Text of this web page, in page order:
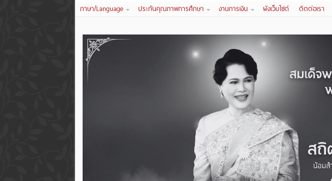
ภาษา/Language ประกันคุณภาพการศึกษา งานการเงิน ผังเว็บไซต์ ติดต่อเรา